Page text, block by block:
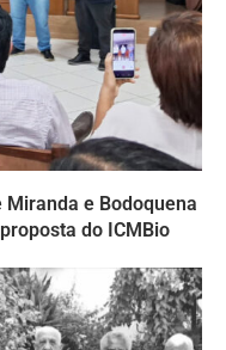
Miranda e Bodoquena
do ICMBio